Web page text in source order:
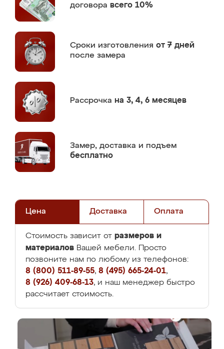
договора всего 10%
Сроки изготовления от 7 дней
после замера
Рассрочка на 3, 4, 6 месяцев
Замер, доставка и подъем
бесплатно
Цена Доставка Оплата
Стоимость зависит от размеров и
материалов Вашей мебели. Просто
позвоните нам по любому из телефонов:
8 (800) 511-89-55, 8 (495) 665-24-01,
8 (926) 409-68-13, и наш менеджер быстро
рассчитает стоимость.